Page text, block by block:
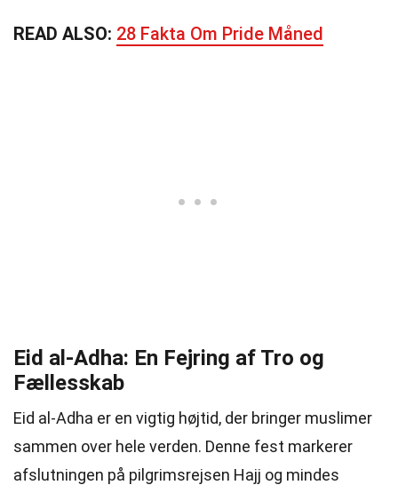
READ ALSO: 28 Fakta Om Pride Måned
Eid al-Adha: En Fejring af Tro og
Fællesskab
Eid al-Adha er en vigtig højtid, der bringer muslimer
sammen over hele verden. Denne fest markerer
afslutningen på pilgrimsrejsen Hajj og mindes